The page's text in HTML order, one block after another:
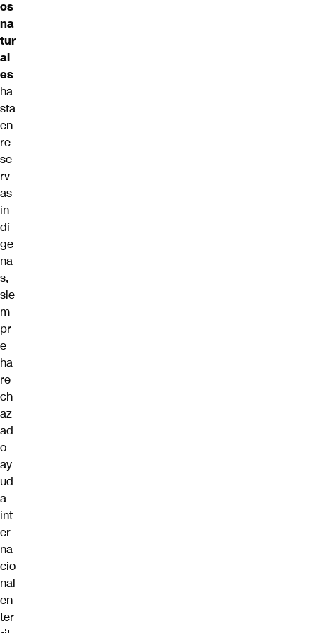
os
na
tur
al
es
ha
sta
en
re
se
rv
as
in
dí
ge
na
s,
sie
m
pr
e
ha
re
ch
az
ad
o
ay
ud
a
int
er
na
cio
nal
en
ter